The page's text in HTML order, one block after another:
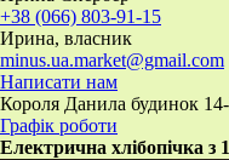
+38 (066) 803-91-15
Ирина, власник
minus.ua.market@gmail.com
Написати нам
Короля Данила будинок
Графік роботи
Електрична хлібопічка